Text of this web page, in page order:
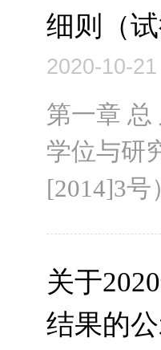
细则（
2020-10-21
第一章 总
学位与研
[2014]3
关于
结果的